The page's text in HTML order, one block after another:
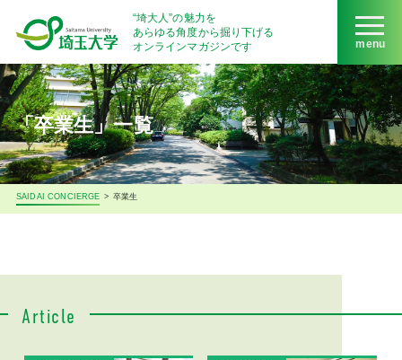
“埼大人”の魅力を
あらゆる角度から掘り下げる
オンラインマガジンです
menu
「卒業生」一覧
SAIDAI CONCIERGE > 卒業生
Article